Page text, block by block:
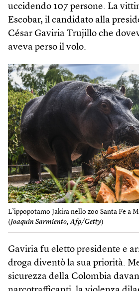
uccidendo 107 persone. La
Escobar, il candidato alla
César Gaviria Trujillo che
aveva perso il volo.
L’ippopotamo Jakira nello zoo Santa Fe a
(Joaquin Sarmiento, Afp/Getty)
Gaviria fu eletto presidente e
droga diventò la sua priorità.
sicurezza della Colombia